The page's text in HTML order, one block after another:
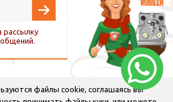
файлы cookie, соглашаясь вы
рассылку
(WhatsApp, Viber, Telegram)